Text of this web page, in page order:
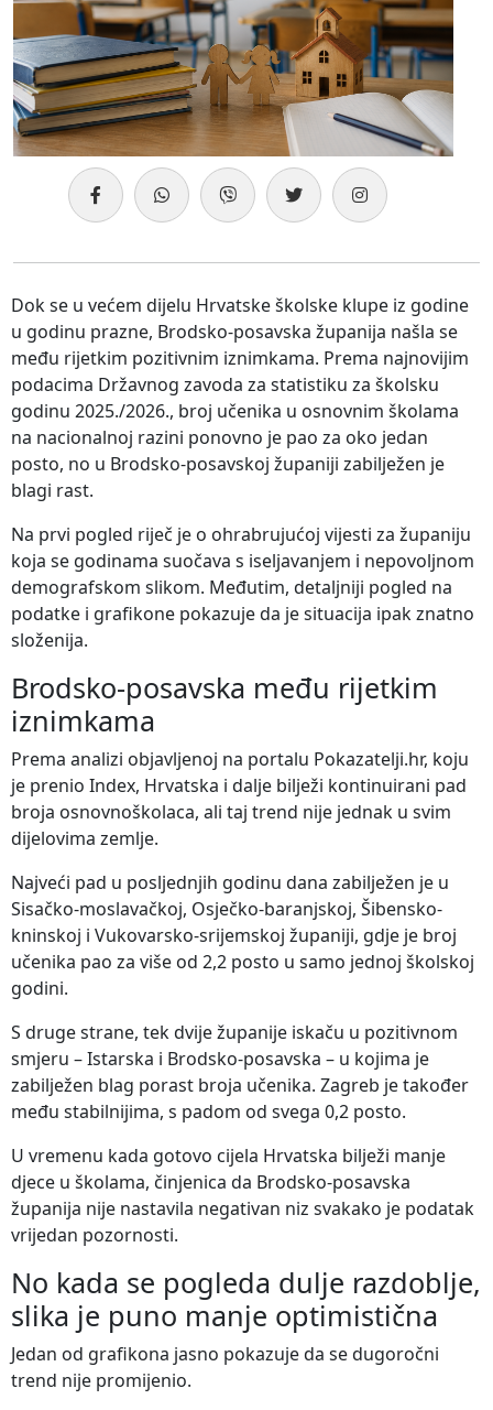
Dok se u većem dijelu Hrvatske školske klupe iz godine
u godinu prazne, Brodsko-posavska županija našla se
među rijetkim pozitivnim iznimkama. Prema najnovijim
podacima Državnog zavoda za statistiku za školsku
godinu 2025./2026., broj učenika u osnovnim školama
na nacionalnoj razini ponovno je pao za oko jedan
posto, no u Brodsko-posavskoj županiji zabilježen je
blagi rast.
Na prvi pogled riječ je o ohrabrujućoj vijesti za županiju
koja se godinama suočava s iseljavanjem i nepovoljnom
demografskom slikom. Međutim, detaljniji pogled na
podatke i grafikone pokazuje da je situacija ipak znatno
složenija.
Brodsko-posavska među rijetkim
iznimkama
Prema analizi objavljenoj na portalu Pokazatelji.hr, koju
je prenio Index, Hrvatska i dalje bilježi kontinuirani pad
broja osnovnoškolaca, ali taj trend nije jednak u svim
dijelovima zemlje.
Najveći pad u posljednjih godinu dana zabilježen je u
Sisačko-moslavačkoj, Osječko-baranjskoj, Šibensko-
kninskoj i Vukovarsko-srijemskoj županiji, gdje je broj
učenika pao za više od 2,2 posto u samo jednoj školskoj
godini.
S druge strane, tek dvije županije iskaču u pozitivnom
smjeru – Istarska i Brodsko-posavska – u kojima je
zabilježen blag porast broja učenika. Zagreb je također
među stabilnijima, s padom od svega 0,2 posto.
U vremenu kada gotovo cijela Hrvatska bilježi manje
djece u školama, činjenica da Brodsko-posavska
županija nije nastavila negativan niz svakako je podatak
vrijedan pozornosti.
No kada se pogleda dulje razdoblje,
slika je puno manje optimistična
Jedan od grafikona jasno pokazuje da se dugoročni
trend nije promijenio.